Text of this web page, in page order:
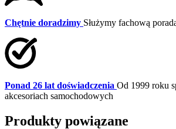
Chętnie doradzimy Służymy fachową
Ponad 26 lat doświadczenia Od 1999 roku
akcesoriach samochodowych
Produkty powiązane